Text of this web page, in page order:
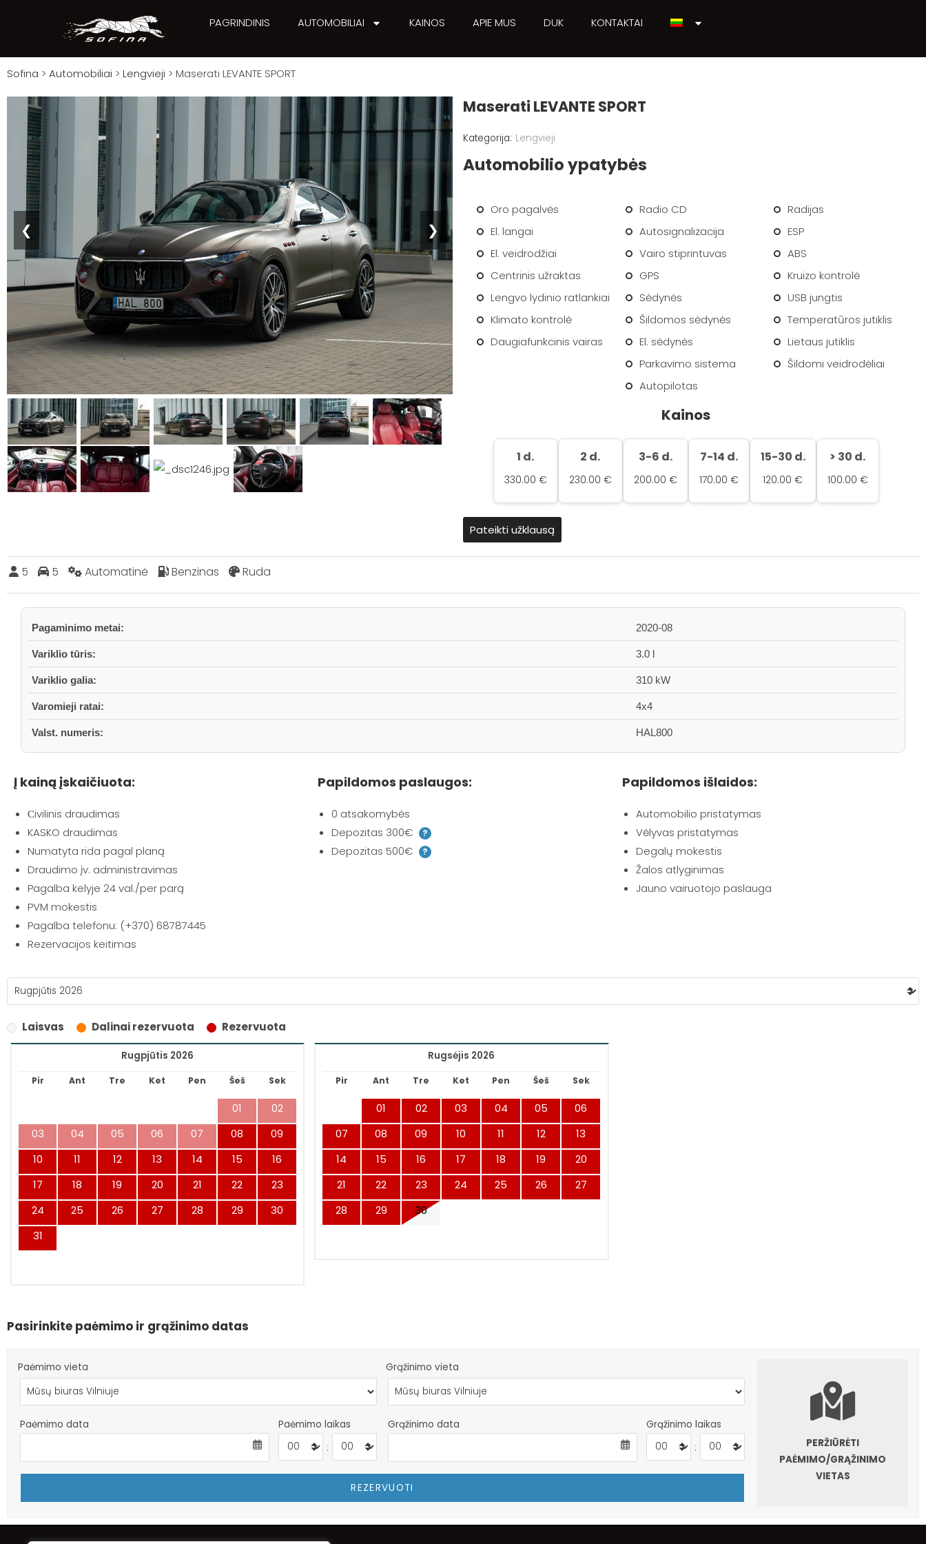
PAGRINDINIS AUTOMOBILIAI KAINOS APIE MUS DUK KONTAKTAI
Sofina > Automobiliai > Lengvieji > Maserati LEVANTE SPORT
❮ ❯
Maserati LEVANTE SPORT
Lengvieji
Automobilio ypatybės
Oro pagalvės
El. langai
El. veidrodžiai
Centrinis užraktas
Lengvo lydinio ratlankiai
Klimato kontrolė
Daugiafunkcinis vairas
Radio CD
Autosignalizacija
Vairo stiprintuvas
GPS
Sėdynės
Šildomos sėdynės
El. sėdynės
Parkavimo sistema
Autopilotas
Radijas
ESP
ABS
Kruizo kontrolė
USB jungtis
Temperatūros jutiklis
Lietaus jutiklis
Šildomi veidrodėliai
Kainos
1 d.
330.00 €
2 d.
230.00 €
3-6 d.
200.00 €
7-14 d.
170.00 €
15-30 d.
120.00 €
> 30 d.
100.00 €
Pateikti užklausą
5 5 Automatinė Benzinas Ruda
Pagaminimo metai: 2020-08
Variklio tūris: 3.0 l
Variklio galia: 310 kW
Varomieji ratai: 4x4
Valst. numeris: HAL800
Į kainą įskaičiuota:
Сivilinis draudimas
KASKO draudimas
Numatyta rida pagal planą
Draudimo įv. administravimas
Pagalba kelyje 24 val./per parą
PVM mokestis
Pagalba telefonu: (+370) 68787445
Rezervacijos keitimas
Papildomos paslaugos:
0 atsakomybės
Depozitas 300€
?
Depozitas 500€ ?
Papildomos išlaidos:
Automobilio pristatymas
Vėlyvas pristatymas
Degalų mokestis
Žalos atlyginimas
Jauno vairuotojo paslauga
Laisvas Dalinai rezervuota Rezervuota
Rugpjūtis 2026
Pir Ant Tre Ket Pen Šeš Sek
01
02
03
04 05 06 07 08
09
10
11 12 13 14 15
16
17
18 19 20 21 22
23
24
25 26 27 28 29
30
31
Rugsėjis 2026
Pir Ant Tre Ket Pen Šeš Sek
01 02 03 04 05
06
07
08 09 10 11 12
13
14
15 16 17 18 19
20
21
22 23 24 25 26
27
28
29 30
Pasirinkite paėmimo ir grąžinimo datas
Paėmimo vieta Grąžinimo vieta
Paėmimo data Paėmimo laikas
:
Grąžinimo data Grąžinimo laikas
:
PERŽIŪRĖTI
PAĖMIMO/GRĄŽINIMO
VIETAS